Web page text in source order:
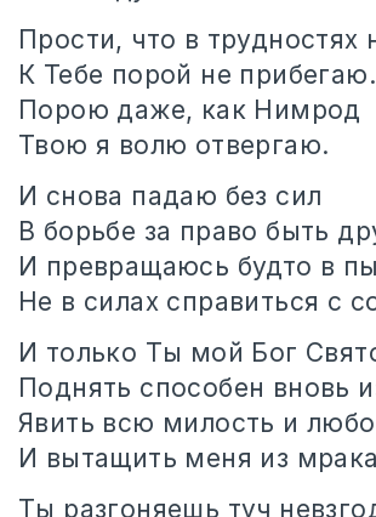
Прости, что в трудностях
К Тебе порой не прибегаю.
Порою даже, как Нимрод
Твою я волю отвергаю.
И снова падаю без сил
В борьбе за право быть
И превращаюсь будто в
Не в силах справиться с
И только Ты мой Бог
Поднять способен вновь
Явить всю милость и
И вытащить меня из
Ты разгоняешь туч